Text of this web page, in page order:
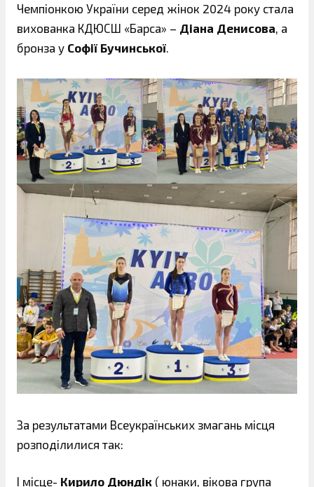
Чемпіонкою України серед жінок 2024 року стала
вихованка КДЮСШ «Барса» – Діана Денисова , а
бронза у Софії Бучинської
За результатами Всеукраїнських змагань місця
розподілилися так:
І місце- Кирило Дюндік ( юнаки, вікова група